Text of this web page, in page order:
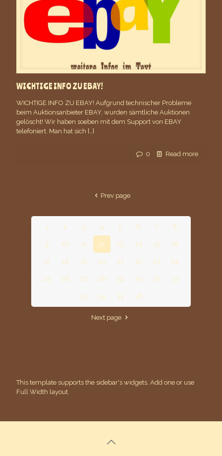
WICHTIGE INFO ZU EBAY!
WICHTIGE INFO ZU EBAY! Aufgrund technischer Probleme
beim Auktionsanbieter EBAY, wurden sämtliche Auktionen
gelöscht! Wir haben soeben mit dem Support von EBAY
telefoniert. Man hat sich […]
0 Read more
Prev page
1 2 3 4 5 6 7 8
9 10 11 12 13 14 15 16
17 18 19 20 21 22 23 24
25 26 27 28 29 30 31 32
33 34 35 36
Next page
This template supports the sidebar's widgets. Add one or use
Full Width layout.